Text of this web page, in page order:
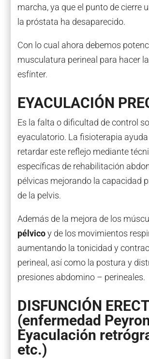
marcha, ya que el punto de cierre
la próstata ha desaparecido.
Con lo cual ahora debemos
musculatura perineal para hacer
esfínter.
EYACULACIÓN
Es la falta o dificultad de control
eyaculatorio. La fisioterapia
retardar este reflejo mediante
específicas de rehabilitación
pélvicas mejorando la capacidad
de la pelvis.
Además de la mejora de los
pélvicoy de los movimientos
aumentando la tonicidad y
perineal, así como la postura y
presiones abdomino – perineales.
DISFUNCIÓN
(enfermedad
Eyaculación
etc.)